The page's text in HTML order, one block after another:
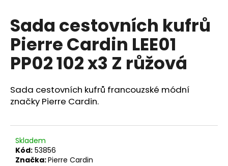
Sada cestovních kufrů
Pierre Cardin LEE01
PP02 102 x3 Z růžová
Sada cestovních kufrů francouzské módní
značky Pierre Cardin.
Skladem
Kód: 53856
Značka:Pierre Cardin
D
o
p
o
r
č
u
e
m
e